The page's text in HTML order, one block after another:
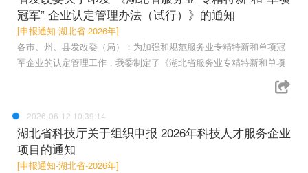
冠军” 企业认定管理办法（试行）》的通知
[申报通知-湖北省-2026年]
各市、州、县发改委（局）：为加强和规范服务业专精特新和单项冠
军企业的认定管理工作，我委制定了《湖北省服务业专精特新和单项
2026-06-12 10:39:14
湖北省科技厅关于组织申报 2026年科技人才服务企业
项目的通知
[申报通知-湖北省-2026年]